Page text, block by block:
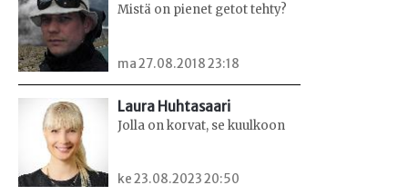
Mistä on pienet getot tehty?
ma 27.08.2018 23:18
Laura Huhtasaari
Jolla on korvat, se kuulkoon
ke 23.08.2023 20:50